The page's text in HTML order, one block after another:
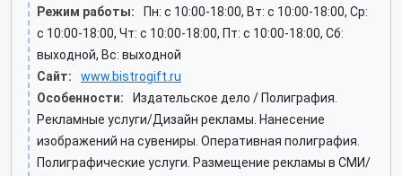
Режим работы:
Пн: c 10:00-18:00, Вт: c 10:00-18:00, Ср:
c 10:00-18:00, Чт: c 10:00-18:00, Пт: c 10:00-18:00, Сб:
выходной, Вс: выходной
Сайт:
www.bistrogift.ru
Особенности:
Издательское дело / Полиграфия.
Рекламные услуги/Дизайн рекламы. Нанесение
изображений на сувениры. Оперативная полиграфия.
Полиграфические услуги. Размещение рекламы в СМИ/